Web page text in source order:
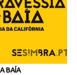
BAÍA